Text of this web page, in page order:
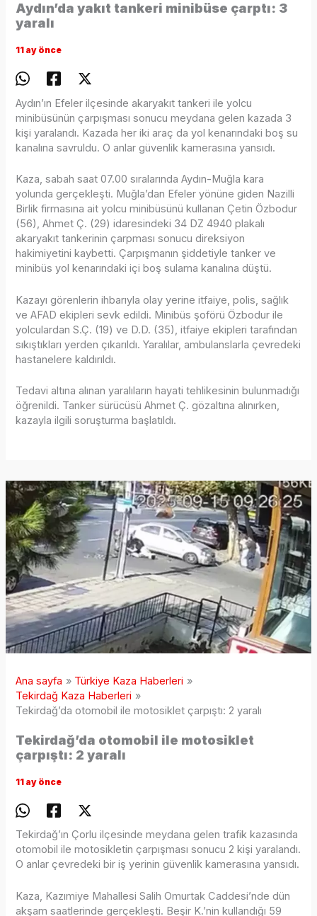
Aydın’da yakıt tankeri minibüse çarptı: 3
yaralı
11 ay önce
Aydın’ın Efeler ilçesinde akaryakıt tankeri ile yolcu
minibüsünün çarpışması sonucu meydana gelen kazada 3
kişi yaralandı. Kazada her iki araç da yol kenarındaki boş su
kanalına savruldu. O anlar güvenlik kamerasına yansıdı.
Kaza, sabah saat 07.00 sıralarında Aydın-Muğla kara
yolunda gerçekleşti. Muğla’dan Efeler yönüne giden Nazilli
Birlik firmasına ait yolcu minibüsünü kullanan Çetin Özbodur
(56), Ahmet Ç. (29) idaresindeki 34 DZ 4940 plakalı
akaryakıt tankerinin çarpması sonucu direksiyon
hakimiyetini kaybetti. Çarpışmanın şiddetiyle tanker ve
minibüs yol kenarındaki içi boş sulama kanalına düştü.
Kazayı görenlerin ihbarıyla olay yerine itfaiye, polis, sağlık
ve AFAD ekipleri sevk edildi. Minibüs şoförü Özbodur ile
yolculardan S.Ç. (19) ve D.D. (35), itfaiye ekipleri tarafından
sıkıştıkları yerden çıkarıldı. Yaralılar, ambulanslarla çevredeki
hastanelere kaldırıldı.
Tedavi altına alınan yaralıların hayati tehlikesinin bulunmadığı
öğrenildi. Tanker sürücüsü Ahmet Ç. gözaltına alınırken,
kazayla ilgili soruşturma başlatıldı.
Ana sayfa
Türkiye Kaza Haberleri
Tekirdağ Kaza Haberleri
Tekirdağ’da otomobil ile motosiklet çarpıştı: 2 yaralı
Tekirdağ’da otomobil ile motosiklet
çarpıştı: 2 yaralı
11 ay önce
Tekirdağ’ın Çorlu ilçesinde meydana gelen trafik kazasında
otomobil ile motosikletin çarpışması sonucu 2 kişi yaralandı.
O anlar çevredeki bir iş yerinin güvenlik kamerasına yansıdı.
Kaza, Kazımiye Mahallesi Salih Omurtak Caddesi’nde dün
akşam saatlerinde gerçekleşti. Beşir K.’nin kullandığı 59